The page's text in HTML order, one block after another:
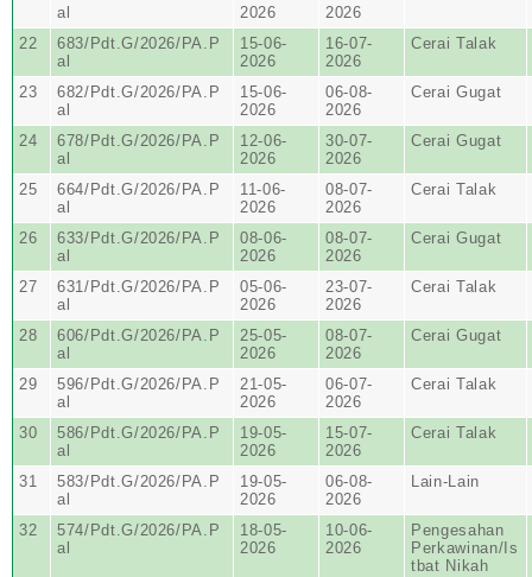
al
2026
2026
22
683/Pdt.G/2026/PA.P
al
15-06-
2026
16-07-
2026
Cerai Talak
23
682/Pdt.G/2026/PA.P
al
15-06-
2026
06-08-
2026
Cerai Gugat
24
678/Pdt.G/2026/PA.P
al
12-06-
2026
30-07-
2026
Cerai Gugat
25
664/Pdt.G/2026/PA.P
al
11-06-
2026
08-07-
2026
Cerai Talak
26
633/Pdt.G/2026/PA.P
al
08-06-
2026
08-07-
2026
Cerai Gugat
27
631/Pdt.G/2026/PA.P
al
05-06-
2026
23-07-
2026
Cerai Talak
28
606/Pdt.G/2026/PA.P
al
25-05-
2026
08-07-
2026
Cerai Gugat
29
596/Pdt.G/2026/PA.P
al
21-05-
2026
06-07-
2026
Cerai Talak
30
586/Pdt.G/2026/PA.P
al
19-05-
2026
15-07-
2026
Cerai Talak
31
583/Pdt.G/2026/PA.P
al
19-05-
2026
06-08-
2026
Lain-Lain
32
574/Pdt.G/2026/PA.P
al
18-05-
2026
10-06-
2026
Pengesahan
Perkawinan/Is
tbat Nikah